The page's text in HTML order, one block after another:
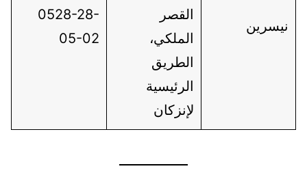
نيسرين
القصر
الملكي،
الطريق
الرئيسية
لإنزكان
0528-28-
05-02